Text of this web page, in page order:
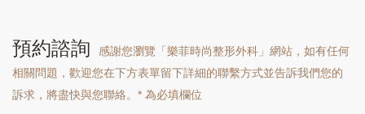
預約諮詢
感謝您瀏覽「樂菲時尚整形外科」網站，如有任何
相關問題，歡迎您在下方表單留下詳細的聯繫方式並告訴我們您的
訴求，將盡快與您聯絡。* 為必填欄位